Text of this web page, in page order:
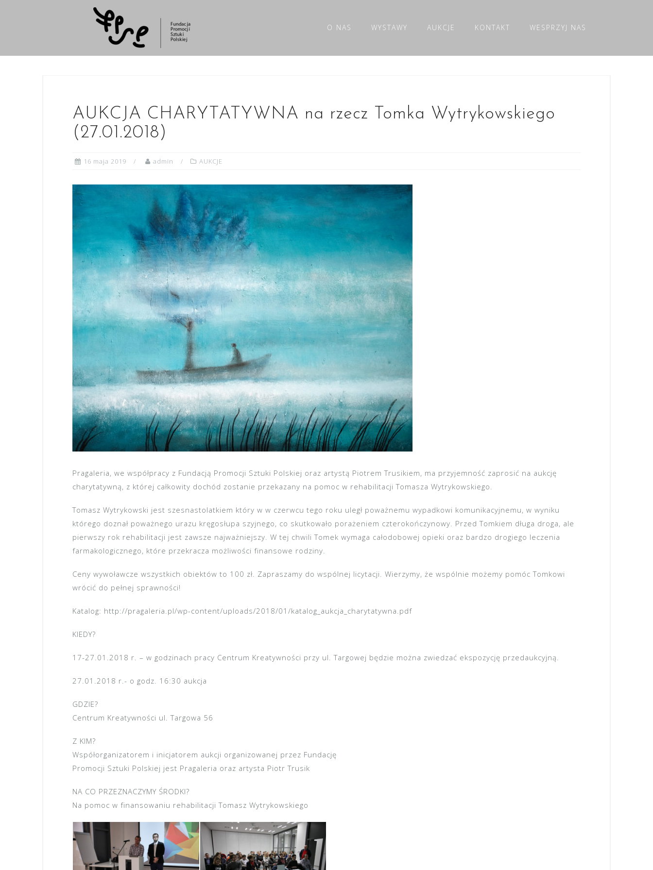
O NAS WYSTAWY AUKCJE KONTAKT WESPRZYJ NAS
AUKCJA CHARYTATYWNA na rzecz Tomka Wytrykowskiego
(27.01.2018)
16 maja 2019 admin AUKCJE
Pragaleria, we współpracy z Fundacją Promocji Sztuki Polskiej oraz artystą Piotrem Trusikiem, ma przyjemność zaprosić na aukcję
charytatywną, z której całkowity dochód zostanie przekazany na pomoc w rehabilitacji Tomasza Wytrykowskiego.
Tomasz Wytrykowski jest szesnastolatkiem który w w czerwcu tego roku uległ poważnemu wypadkowi komunikacyjnemu, w wyniku
którego doznał poważnego urazu kręgosłupa szyjnego, co skutkowało porażeniem czterokończynowy. Przed Tomkiem długa droga, ale
pierwszy rok rehabilitacji jest zawsze najważniejszy. W tej chwili Tomek wymaga całodobowej opieki oraz bardzo drogiego leczenia
farmakologicznego, które przekracza możliwości finansowe rodziny.
Ceny wywoławcze wszystkich obiektów to 100 zł. Zapraszamy do wspólnej licytacji. Wierzymy, że wspólnie możemy pomóc Tomkowi
wrócić do pełnej sprawności!
Katalog: http://pragaleria.pl/wp-content/uploads/2018/01/katalog_aukcja_charytatywna.pdf
KIEDY?
17-27.01.2018 r. – w godzinach pracy Centrum Kreatywności przy ul. Targowej będzie można zwiedzać ekspozycję przedaukcyjną.
27.01.2018 r.- o godz. 16:30 aukcja
GDZIE?
Centrum Kreatywności ul. Targowa 56
Z KIM?
Współorganizatorem i inicjatorem aukcji organizowanej przez Fundację
Promocji Sztuki Polskiej jest Pragaleria oraz artysta Piotr Trusik
NA CO PRZEZNACZYMY ŚRODKI?
Na pomoc w finansowaniu rehabilitacji Tomasz Wytrykowskiego